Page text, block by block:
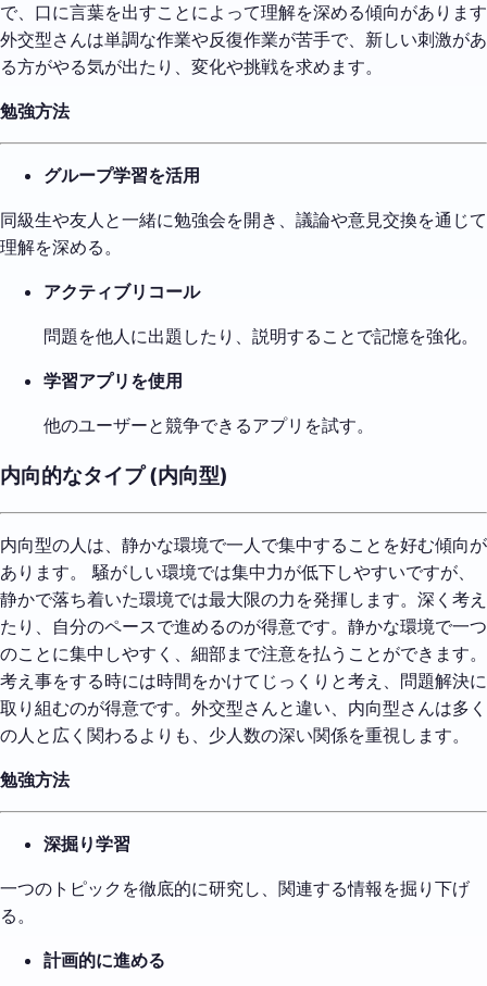
で、口に言葉を出すことによって理解を深める傾向があります
外交型さんは単調な作業や反復作業が苦手で、新しい刺激があ
る方がやる気が出たり、変化や挑戦を求めます。
勉強方法
グループ学習を活用
同級生や友人と一緒に勉強会を開き、議論や意見交換を通じて
理解を深める。
アクティブリコール
問題を他人に出題したり、説明することで記憶を強化。
学習アプリを使用
他のユーザーと競争できるアプリを試す。
内向的なタイプ (内向型)
内向型の人は、静かな環境で一人で集中することを好む傾向が
あります。 騒がしい環境では集中力が低下しやすいですが、
静かで落ち着いた環境では最大限の力を発揮します。深く考え
たり、自分のペースで進めるのが得意です。静かな環境で一つ
のことに集中しやすく、細部まで注意を払うことができます。
考え事をする時には時間をかけてじっくりと考え、問題解決に
取り組むのが得意です。外交型さんと違い、内向型さんは多く
の人と広く関わるよりも、少人数の深い関係を重視します。
勉強方法
深掘り学習
一つのトピックを徹底的に研究し、関連する情報を掘り下げ
る。
計画的に進める